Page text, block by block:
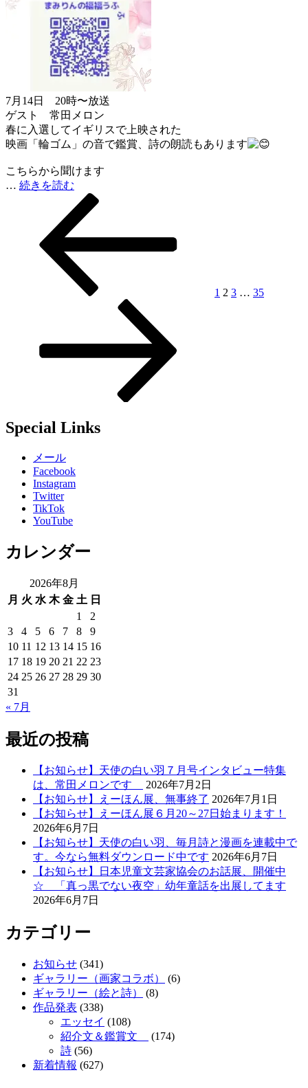
7月14日 20時〜放送
ゲスト 常田メロン
春に入選してイギリスで上映された
映画「輪ゴム」の音で鑑賞、詩の朗読もあります
こちらから聞けます
… 続きを読む
1 2 3 … 35
Special Links
メール
Facebook
Instagram
Twitter
TikTok
YouTube
カレンダー
2026年8月
月 火 水 木 金 土 日
1
2
3
4 5 6 7 8
9
10 11 12 13 14 15 16
17 18 19 20 21 22 23
24 25 26 27 28 29 30
31
« 7月
最近の投稿
【お知らせ】天使の白い羽７月号インタビュー特集
は、常田メロンです
2026年7月2日
【お知らせ】えーほん展、無事終了 2026年7月1日
【お知らせ】えーほん展６月20～27日始まります！
2026年6月7日
【お知らせ】天使の白い羽、毎月詩と漫画を連載中で
す。今なら無料ダウンロード中です 2026年6月7日
【お知らせ】日本児童文芸家協会のお話展、開催中
☆ 「真っ黒でない夜空」幼年童話を出展してます
2026年6月7日
カテゴリー
お知らせ (341)
ギャラリー（画家コラボ）
(6)
ギャラリー（絵と詩）
(8)
作品発表 (338)
エッセイ (108)
紹介文＆鑑賞文
(174)
詩 (56)
新着情報 (627)